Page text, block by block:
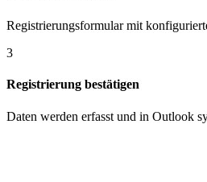
Registrierungsformular mit
3
Registrierung bestätigen
Daten werden erfasst und in Outlook